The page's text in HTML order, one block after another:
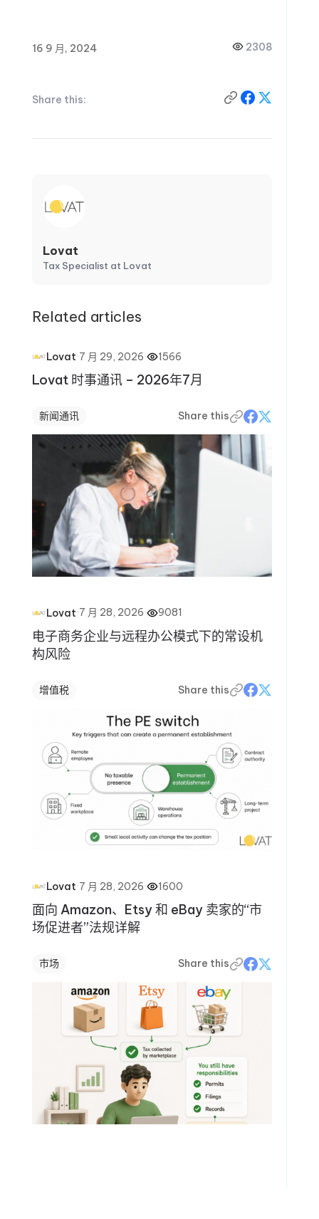
16 9 月, 2024 2308
Share this:
Lovat
Tax Specialist at Lovat
Related articles
Lovat·7 月 29, 2026· 1566
Lovat 时事通讯 – 2026年7月
新闻通讯 Share this
Lovat·7 月 28, 2026· 9081
电子商务企业与远程办公模式下的常设机
构风险
增值税 Share this
Lovat·7 月 28, 2026· 1600
面向 Amazon、Etsy 和 eBay 卖家的“市
场促进者”法规详解
市场 Share this